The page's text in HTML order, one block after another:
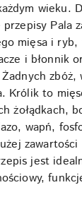
wieku.
Pala
mięsa i ryb,
i błonnik
zbóż,
Królik to
żołądkach,
wapń,
zawartości
jest